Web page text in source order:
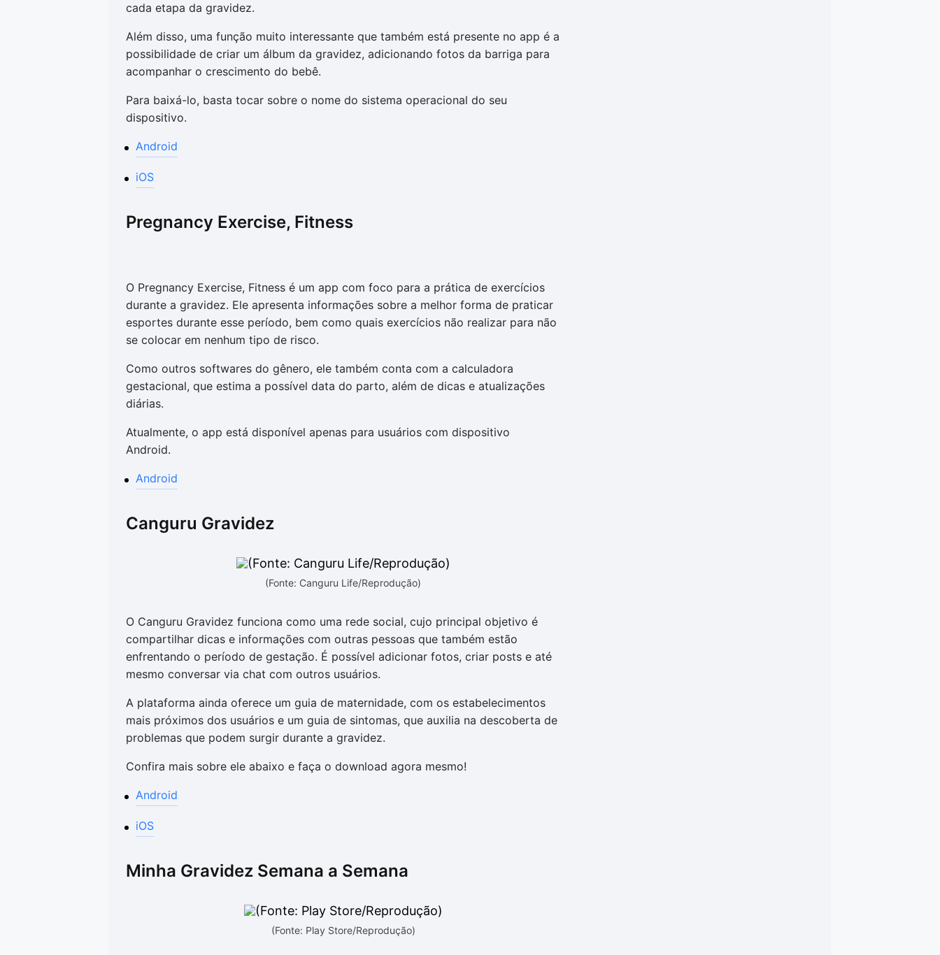
cada etapa da gravidez.
Além disso, uma função muito interessante que também está presente no app é a
possibilidade de criar um álbum da gravidez, adicionando fotos da barriga para
acompanhar o crescimento do bebê.
Para baixá-lo, basta tocar sobre o nome do sistema operacional do seu
dispositivo.
Android
iOS
Pregnancy Exercise, Fitness
O Pregnancy Exercise, Fitness é um app com foco para a prática de exercícios
durante a gravidez. Ele apresenta informações sobre a melhor forma de praticar
esportes durante esse período, bem como quais exercícios não realizar para não
se colocar em nenhum tipo de risco.
Como outros softwares do gênero, ele também conta com a calculadora
gestacional, que estima a possível data do parto, além de dicas e atualizações
diárias.
Atualmente, o app está disponível apenas para usuários com dispositivo
Android.
Android
Canguru Gravidez
(Fonte: Canguru Life/Reprodução)
O Canguru Gravidez funciona como uma rede social, cujo principal objetivo é
compartilhar dicas e informações com outras pessoas que também estão
enfrentando o período de gestação. É possível adicionar fotos, criar posts e até
mesmo conversar via chat com outros usuários.
A plataforma ainda oferece um guia de maternidade, com os estabelecimentos
mais próximos dos usuários e um guia de sintomas, que auxilia na descoberta de
problemas que podem surgir durante a gravidez.
Confira mais sobre ele abaixo e faça o download agora mesmo!
Android
iOS
Minha Gravidez Semana a Semana
(Fonte: Play Store/Reprodução)